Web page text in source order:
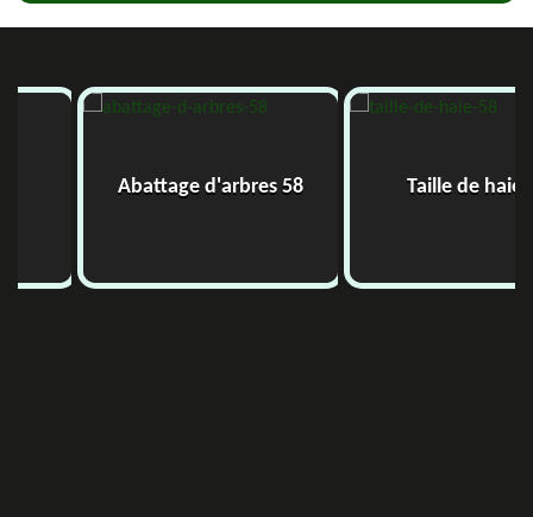
Abattage d'arbres 58 Taille de haie